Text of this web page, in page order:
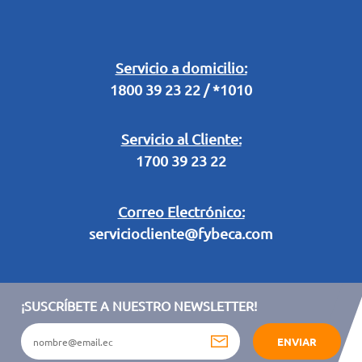
Servicio a domicilio:
1800 39 23 22 / *1010
Servicio al Cliente:
1700 39 23 22
Correo Electrónico:
serviciocliente@fybeca.com
Legal Campaña Produbanco
Términos y condiciones sorteo partido de fútbol "Tu ídolo"
¡SUSCRÍBETE A NUESTRO NEWSLETTER!
ENVIAR